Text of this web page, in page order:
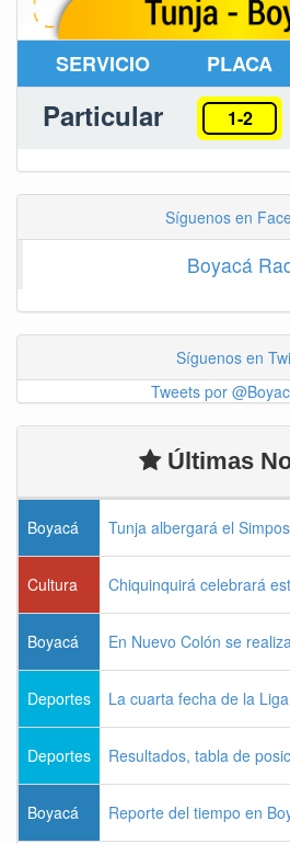
SERVICIO PLACA
Particular 1-2
Síguenos en
Boyacá
Síguenos en
Tweets por
Últimas
Boyacá Tunja albergará el
Cultura Chiquinquirá celebrará
Boyacá En Nuevo Colón se
Deportes La cuarta fecha de la
Deportes Resultados, tabla de
Boyacá Reporte del tiempo en